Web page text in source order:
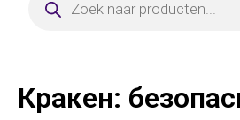
Кракен: